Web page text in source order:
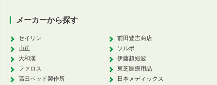
メーカーから探す
セイリン
山正
大和漢
ファロス
高田ベッド製作所
前田豊吉商店
ソルボ
伊藤超短波
東芝医療用品
日本メディックス